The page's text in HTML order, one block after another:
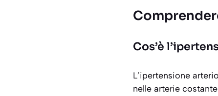
Cos’è
L’ipertensione
nelle arterie